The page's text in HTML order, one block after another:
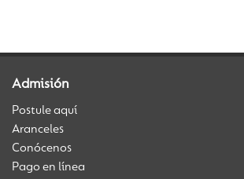
Admisión
Postule aquí
Aranceles
Conócenos
Pago en línea